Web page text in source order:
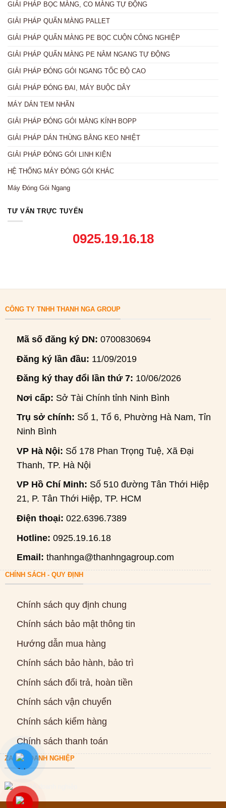
GIẢI PHÁP BỌC MÀNG, CO MÀNG TỰ ĐỘNG
GIẢI PHÁP QUẤN MÀNG PALLET
GIẢI PHÁP QUẤN MÀNG PE BỌC CUỘN CÔNG NGHIỆP
GIẢI PHÁP QUẤN MÀNG PE NẰM NGANG TỰ ĐỘNG
GIẢI PHÁP ĐÓNG GÓI NGANG TỐC ĐỘ CAO
GIẢI PHÁP ĐÓNG ĐAI, MÁY BUỘC DÂY
MÁY DÁN TEM NHÃN
GIẢI PHÁP ĐÓNG GÓI MÀNG KÍNH BOPP
GIẢI PHÁP DÁN THÙNG BẰNG KEO NHIỆT
GIẢI PHÁP ĐÓNG GÓI LINH KIỆN
HỆ THỐNG MÁY ĐÓNG GÓI KHÁC
Máy Đóng Gói Ngang
TƯ VẤN TRỰC TUYẾN
0925.19.16.18
CÔNG TY TNHH THANH NGA GROUP
Mã số đăng ký DN: 0700830694
Đăng ký lần đầu: 11/09/2019
Đăng ký thay đổi lần thứ 7: 10/06/2026
Nơi cấp: Sở Tài Chính tỉnh Ninh Bình
Trụ sở chính: Số 1, Tổ 6, Phường Hà Nam, Tỉnh
Ninh Bình
VP Hà Nội: Số 178 Phan Trọng Tuệ, Xã Đại
Thanh, TP. Hà Nội
VP Hồ Chí Minh: Số 510 đường Tân Thới Hiệp
21, P. Tân Thới Hiệp, TP. HCM
Điện thoại: 022.6396.7389
Hotline: 0925.19.16.18
Email: thanhnga@thanhngagroup.com
CHÍNH SÁCH - QUY ĐỊNH
Chính sách quy định chung
Chính sách bảo mật thông tin
Hướng dẫn mua hàng
Chính sách bảo hành, bảo trì
Chính sách đổi trả, hoàn tiền
Chính sách vận chuyển
Chính sách kiểm hàng
Chính sách thanh toán
ZALO DOANH NGHIỆP